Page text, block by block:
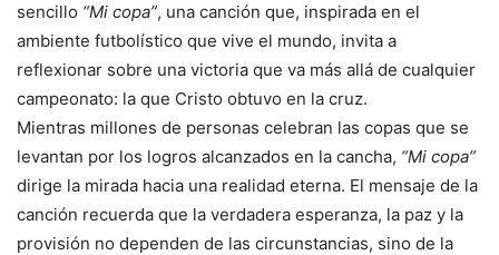
sencillo “Mi copa”, una canción que, inspirada en el
ambiente futbolístico que vive el mundo, invita a
reflexionar sobre una victoria que va más allá de cualquier
campeonato: la que Cristo obtuvo en la cruz.
Mientras millones de personas celebran las copas que se
levantan por los logros alcanzados en la cancha, “Mi copa”
dirige la mirada hacia una realidad eterna. El mensaje de la
canción recuerda que la verdadera esperanza, la paz y la
provisión no dependen de las circunstancias, sino de la